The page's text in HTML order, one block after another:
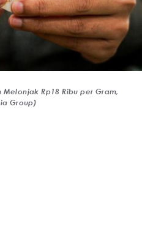
Rp18 Ribu per Gram,
Group)